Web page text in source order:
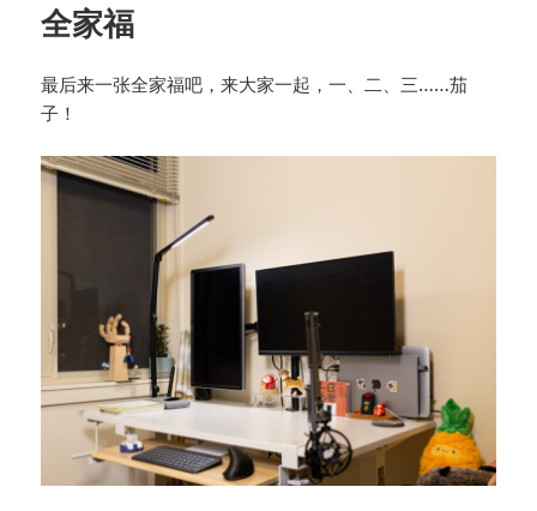
全家福
最后来一张全家福吧，来大家一起，一、二、三……茄
子！